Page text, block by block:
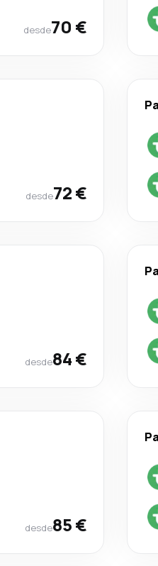
desde70 €
desde72 €
desde84 €
desde85 €